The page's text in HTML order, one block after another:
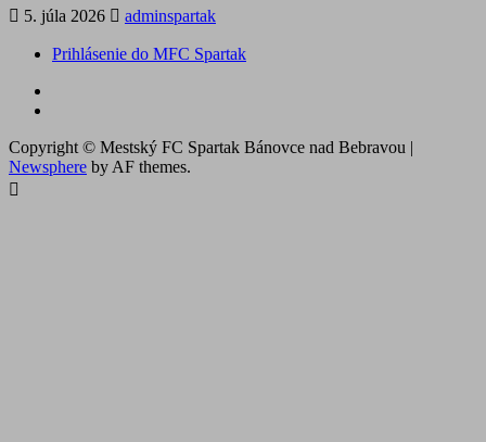
5. júla 2026 adminspartak
Prihlásenie do MFC Spartak
Copyright © Mestský FC Spartak Bánovce nad Bebravou |
Newsphere by AF themes.